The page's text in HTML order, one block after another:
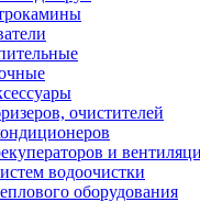
очистителей
и
водоочистки
оборудования